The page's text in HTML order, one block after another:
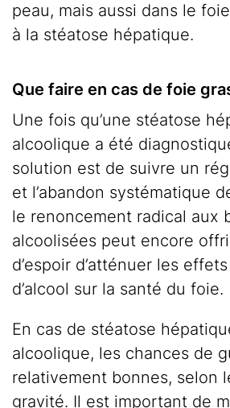
peau, mais aussi dans le
à la stéatose hépatique.
Que faire en cas de foie
Une fois qu’une stéatose
alcoolique a été
solution est de suivre un
et l’abandon systématique
le renoncement radical aux
alcoolisées peut encore
d’espoir d’atténuer les effets
d’alcool sur la santé du foie.
En cas de stéatose
alcoolique, les chances de
relativement bonnes, selon
gravité. Il est important de